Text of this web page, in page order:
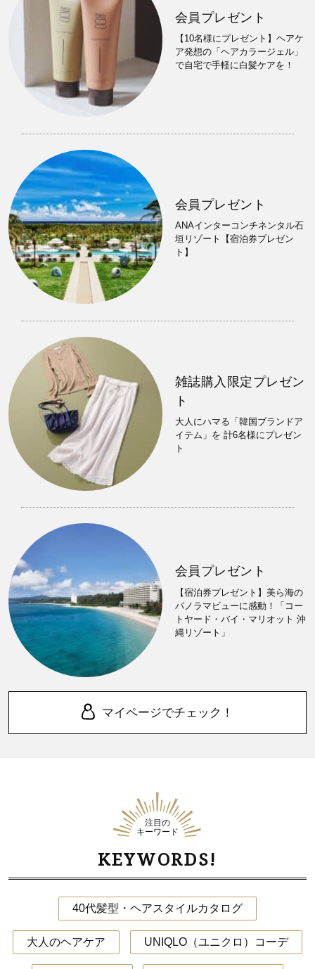
会員プレゼント
【10名様にプレゼント】ヘアケ
ア発想の「ヘアカラージェル」
で自宅で手軽に白髪ケアを！
会員プレゼント
ANAインターコンチネンタル石
垣リゾート【宿泊券プレゼン
ト】
雑誌購入限定プレゼン
ト
大人にハマる「韓国ブランドア
イテム」を 計6名様にプレゼン
ト
会員プレゼント
【宿泊券プレゼント】美ら海の
パノラマビューに感動！「コー
トヤード・バイ・マリオット 沖
縄リゾート」
マイページでチェック！
注目の
キーワード
KEYWORDS!
40代髪型・ヘアスタイルカタログ
大人のヘアケア UNIQLO（ユニクロ）コーデ